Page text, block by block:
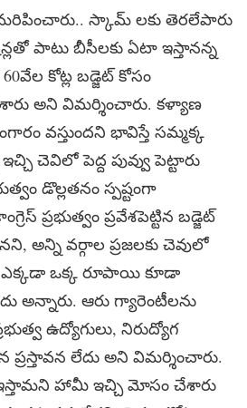
స్కామ్ లకు తెరలేపారు
పాటు బీసీలకు ఏటా ఇస్తానన్న
కోట్ల బడ్జెట్ కోసం
అని విమర్శించారు. కళ్యాణ
వస్తుందని భావిస్తే సమ్మక్క
చెవిలో పెద్ద పువ్వు పెట్టారు
డొల్లతనం స్పష్టంగా
ప్రభుత్వం ప్రవేశపెట్టిన బడ్జెట్
అన్ని వర్గాల ప్రజలకు చెవులో
ఎక్కడా ఒక్క రూపాయి కూడా
అన్నారు. ఆరు గ్యారెంటీలను
ఉద్యోగులు, నిరుద్యోగ
ప్రస్తావన లేదు అని విమర్శించారు.
హామీ ఇచ్చి మోసం చేశారు